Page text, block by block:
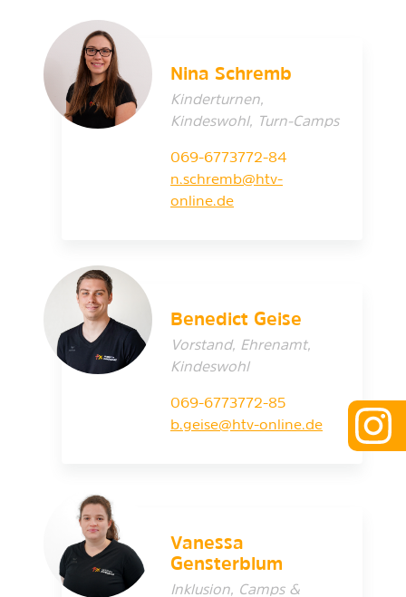
Nina Schremb
Kinderturnen,
Kindeswohl, Turn-Camps
069-6773772-84
n.schremb@htv-
online.de
Benedict Geise
Vorstand, Ehrenamt,
Kindeswohl
069-6773772-85
b.geise@htv-online.de
Vanessa
Gensterblum
Inklusion, Camps &